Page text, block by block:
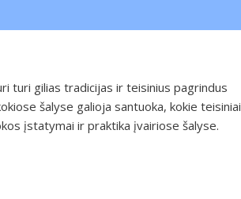
turi gilias tradicijas ir teisinius pagrindus
šalyse galioja santuoka, kokie teisiniai
įstatymai ir praktika įvairiose šalyse.